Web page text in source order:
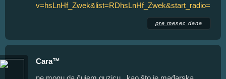
v=hsLnHf_Zwek&list=RDhsLnHf_Zwek&start_radio=1
pre mesec dana
Cara™